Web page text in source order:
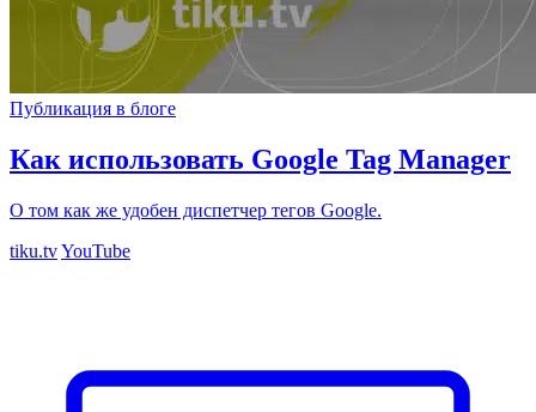
Публикация в блоге
Как использовать Google Tag Manager
О том как же удобен диспетчер тегов Google.
tiku.tvYouTube